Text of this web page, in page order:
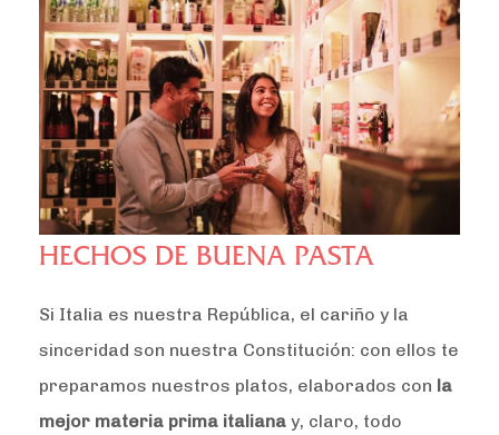
HECHOS DE BUENA PASTA
Si Italia es nuestra República, el cariño y la
sinceridad son nuestra Constitución: con ellos te
preparamos nuestros platos, elaborados con la
mejor materia prima italiana y, claro, todo